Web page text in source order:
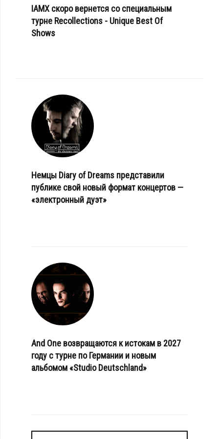
IAMX скоро вернется со специальным
турне Recollections - Unique Best Of
Shows
Немцы Diary of Dreams представили
публике свой новый формат концертов —
«электронный дуэт»
And One возвращаются к истокам в 2027
году с турне по Германии и новым
альбомом «Studio Deutschland»